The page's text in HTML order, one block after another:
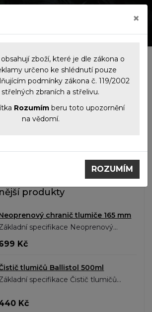
produkty
chranič tlumiče 165 mm
specifikace Neoprenový
chranič tlumiče 165 mm Určeno pro
z vysoce kvalitního elastického..
Kč
tlumičů Ballistol 500ml
specifikace Čistič tlumičů
neutralizuje zbytky spalování
Kč
×
zboží, které je dle zákona o
určeno ke shlédnutí pouze
podmínky zákona č. 119/2002
střelných zbraních a střelivu.
Rozumím beru toto upozornění
na vědomí.
ROZUMÍM